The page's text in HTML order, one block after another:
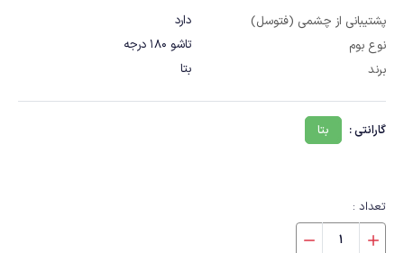
پشتیبانی از چشمی (فتوسل)
دارد
نوع بوم
تاشو 180 درجه
برند
بتا
گارانتی : بتا
تعداد :